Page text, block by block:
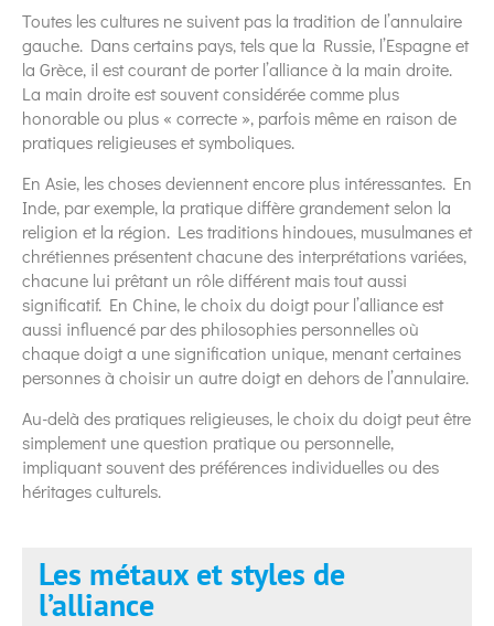
Toutes les cultures ne suivent pas la tradition de l’annulaire
gauche. Dans certains pays, tels que la Russie, l’Espagne et
la Grèce, il est courant de porter l’alliance à la main droite.
La main droite est souvent considérée comme plus
honorable ou plus « correcte », parfois même en raison de
pratiques religieuses et symboliques.
En Asie, les choses deviennent encore plus intéressantes. En
Inde, par exemple, la pratique diffère grandement selon la
religion et la région. Les traditions hindoues, musulmanes et
chrétiennes présentent chacune des interprétations variées,
chacune lui prêtant un rôle différent mais tout aussi
significatif. En Chine, le choix du doigt pour l’alliance est
aussi influencé par des philosophies personnelles où
chaque doigt a une signification unique, menant certaines
personnes à choisir un autre doigt en dehors de l’annulaire.
Au-delà des pratiques religieuses, le choix du doigt peut être
simplement une question pratique ou personnelle,
impliquant souvent des préférences individuelles ou des
héritages culturels.
Les métaux et styles de
l’alliance